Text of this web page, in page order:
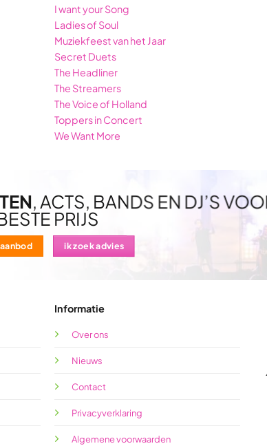
I want your Song
Ladies of Soul
Muziekfeest van het Jaar
Secret Duets
The Headliner
The Streamers
The Voice of Holland
Toppers in Concert
We Want More
, ACTS, BANDS EN DJ’S
PRIJS
ik zoek advies
Informatie
Over ons
Nieuws
Contact
Privacyverklaring
Algemene voorwaarden